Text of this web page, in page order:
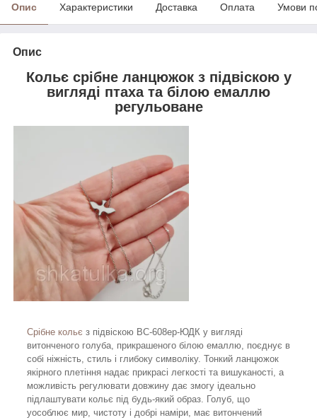
Опис Характеристики Доставка Оплата Умови
Опис
Кольє срібне ланцюжок з підвіскою у
вигляді птаха та білою емаллю
регульоване
Срібне кольє з підвіскою ВС-608ер-ЮДК у вигляді
витонченого голуба, прикрашеного білою емаллю, поєднує в
собі ніжність, стиль і глибоку символіку. Тонкий ланцюжок
якірного плетіння надає прикрасі легкості та вишуканості, а
можливість регулювати довжину дає змогу ідеально
підлаштувати кольє під будь-який образ. Голуб, що
уособлює мир, чистоту і добрі наміри, має витончений